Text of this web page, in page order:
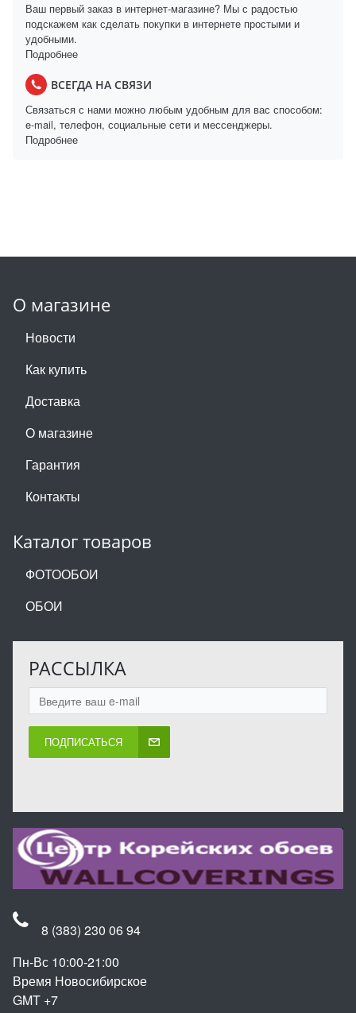
Ваш первый заказ в интернет-магазине? Мы с радостью
подскажем как сделать покупки в интернете простыми и
удобными.
Подробнее
ВСЕГДА НА СВЯЗИ
Связаться с нами можно любым удобным для вас способом:
e-mail, телефон, социальные сети и мессенджеры.
Подробнее
О магазине
Новости
Как купить
Доставка
О магазине
Гарантия
Контакты
Каталог товаров
ФОТООБОИ
ОБОИ
РАССЫЛКА
ПОДПИСАТЬСЯ
8 (383) 230 06 94
Пн-Вс 10:00-21:00
Время Новосибирское
GMT +7